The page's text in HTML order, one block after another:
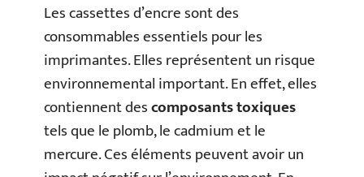
Les cassettes d’encre sont des
consommables essentiels pour les
imprimantes. Elles représentent un risque
environnemental important. En effet, elles
contiennent descomposants toxiques
tels que le plomb, le cadmium et le
mercure. Ces éléments peuvent avoir un